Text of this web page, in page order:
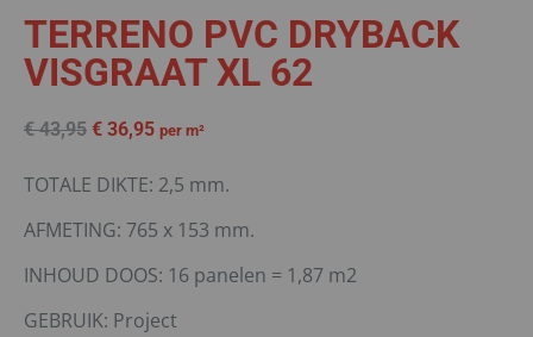
TERRENO PVC DRYBACK
VISGRAAT XL 62
€43,95 € 36,95 per m²
TOTALE DIKTE: 2,5 mm.
AFMETING: 765 x 153 mm.
INHOUD DOOS: 16 panelen = 1,87 m2
GEBRUIK: Project